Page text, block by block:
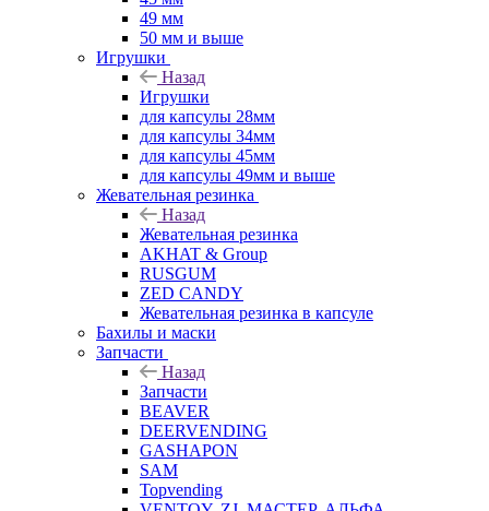
49 мм
50 мм и выше
Игрушки
Назад
Игрушки
для капсулы 28мм
для капсулы 34мм
для капсулы 45мм
для капсулы 49мм и выше
Жевательная резинка
Назад
Жевательная резинка
AKHAT & Group
RUSGUM
ZED CANDY
Жевательная резинка в капсуле
Бахилы и маски
Запчасти
Назад
Запчасти
BEAVER
DEERVENDING
GASHAPON
SAM
Topvending